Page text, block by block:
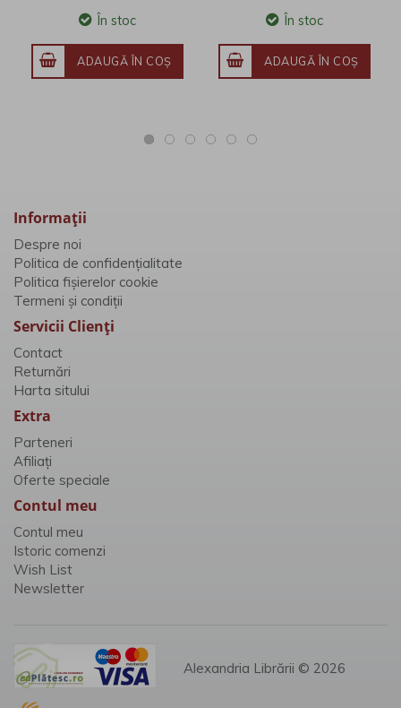
În stoc
ADAUGĂ ÎN COŞ
În stoc
ADAUGĂ ÎN COŞ
Informaţii
Despre noi
Politica de confidențialitate
Politica fișierelor cookie
Termeni și condiții
Servicii Clienţi
Contact
Returnări
Harta sitului
Extra
Parteneri
Afiliaţi
Oferte speciale
Contul meu
Contul meu
Istoric comenzi
Wish List
Newsletter
Alexandria Librării © 2026